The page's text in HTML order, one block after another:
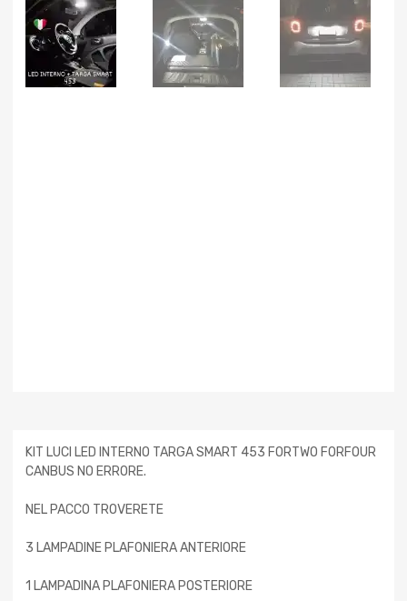
KIT LUCI LED INTERNO TARGA SMART 453 FORTWO FORFOUR
CANBUS NO ERRORE.
NEL PACCO TROVERETE
3 LAMPADINE PLAFONIERA ANTERIORE
1 LAMPADINA PLAFONIERA POSTERIORE